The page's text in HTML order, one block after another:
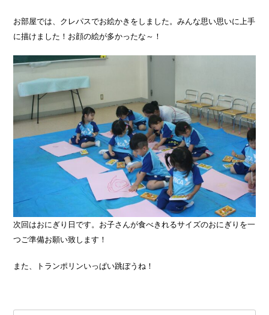
お部屋では、クレパスでお絵かきをしました。みんな思い思いに上手
に描けました！お顔の絵が多かったな～！
次回はおにぎり日です。お子さんが食べきれるサイズのおにぎりを一
つご準備お願い致します！
また、トランポリンいっぱい跳ぼうね！